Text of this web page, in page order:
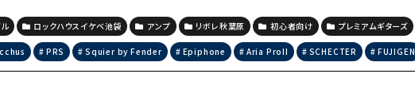
ロックハウスイケベ池袋 アンプ リボレ秋葉原 初心者向け プレミアムギターズ
PRS Squier by Fender Epiphone Aria ProII SCHECTER FUJIGEN